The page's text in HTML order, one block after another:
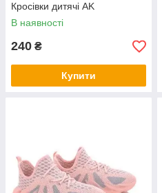
Кросівки дитячі AK
В наявності
240 ₴
Купити